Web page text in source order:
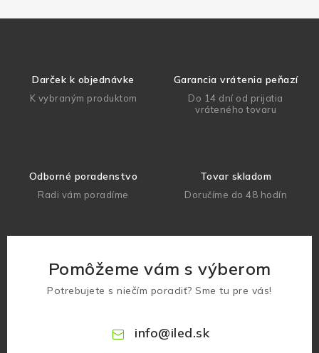
Darček k objednávke
K vybraným produktom
Garancia vrátenia peňazí
Do 14 dní od prijatia
vráteného tovaru
Odborné poradenstvo
Radi vám poradíme
Tovar skladom
Doručíme do 48 hodín
Pomôžeme vám s výberom
Potrebujete s niečím poradiť? Sme tu pre vás!
info@iled.sk